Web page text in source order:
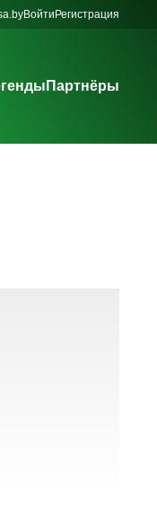
Войти Регистрация
Партнёры